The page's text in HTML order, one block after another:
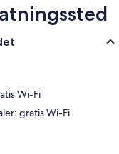
Wi-Fi
gratis Wi-Fi